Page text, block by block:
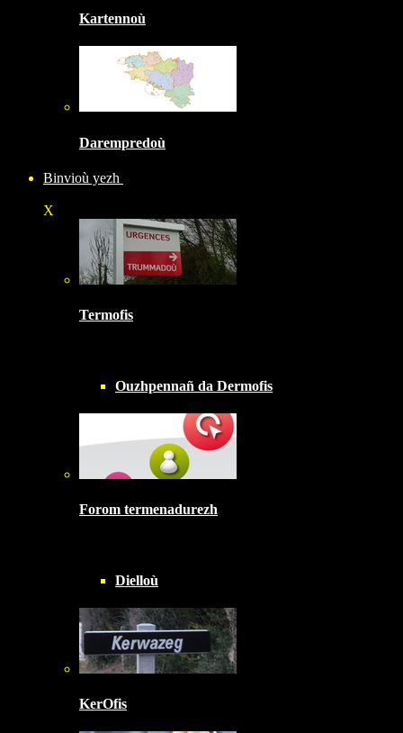
Kartennoù
Darempredoù
Binvioù yezh
X
Termofis
Ouzhpennañ da Dermofis
Forom termenadurezh
Dielloù
KerOfis